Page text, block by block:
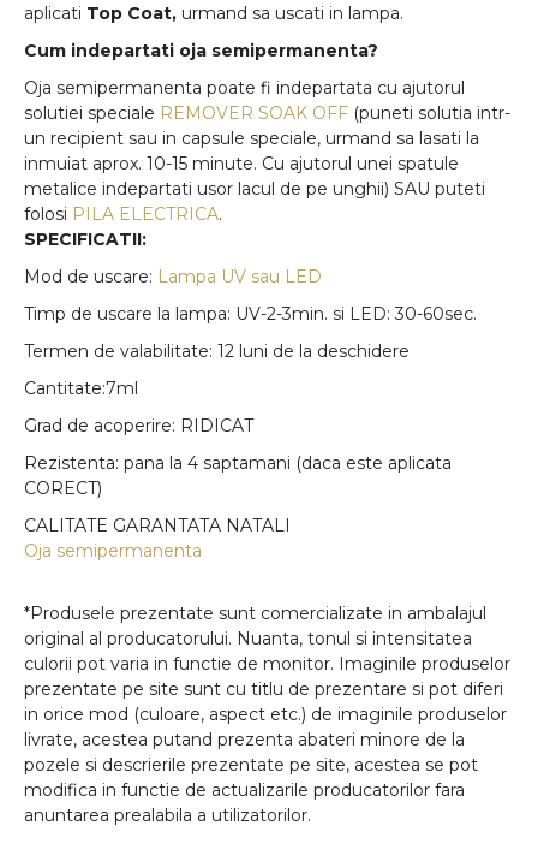
aplicati Top Coat, urmand sa uscati in lampa.
Cum indepartati oja semipermanenta?
Oja semipermanenta poate fi indepartata cu ajutorul
solutiei speciale REMOVER SOAK OFF (puneti solutia intr-
un recipient sau in capsule speciale, urmand sa lasati la
inmuiat aprox. 10-15 minute. Cu ajutorul unei spatule
metalice indepartati usor lacul de pe unghii) SAU puteti
folosi PILA ELECTRICA.
SPECIFICATII:
Mod de uscare: Lampa UV sau LED
Timp de uscare la lampa: UV-2-3min. si LED: 30-60sec.
Termen de valabilitate: 12 luni de la deschidere
Cantitate:7ml
Grad de acoperire: RIDICAT
Rezistenta: pana la 4 saptamani (daca este aplicata
CORECT)
CALITATE GARANTATA NATALI
Oja semipermanenta
*Produsele prezentate sunt comercializate in ambalajul
original al producatorului. Nuanta, tonul si intensitatea
culorii pot varia in functie de monitor. Imaginile produselor
prezentate pe site sunt cu titlu de prezentare si pot diferi
in orice mod (culoare, aspect etc.) de imaginile produselor
livrate, acestea putand prezenta abateri minore de la
pozele si descrierile prezentate pe site, acestea se pot
modifica in functie de actualizarile producatorilor fara
anuntarea prealabila a utilizatorilor.